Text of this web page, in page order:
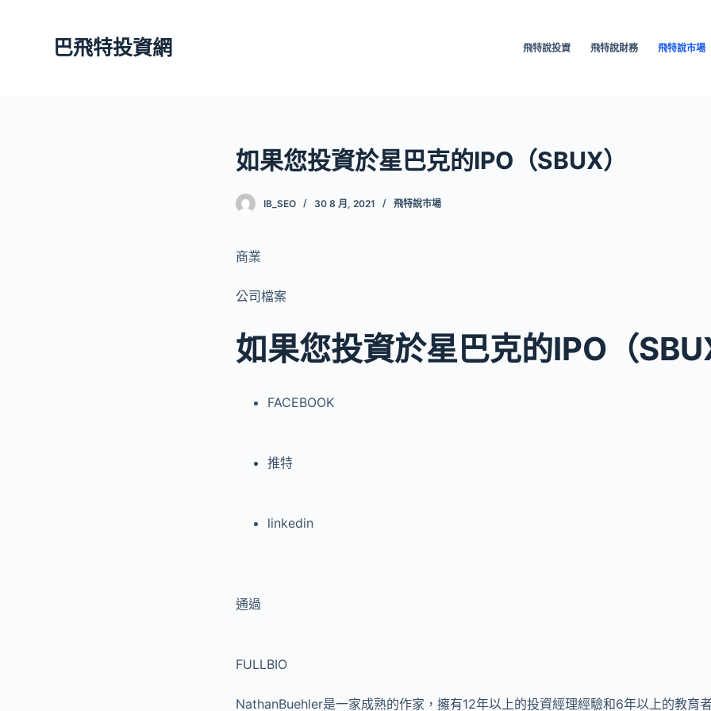
巴飛特投資網 飛特說投資 飛特說財務 飛特說市場
如果您投資於星巴克的IPO（SBUX）
IB_SEO 30 8 月, 2021 飛特說市場
商業
公司檔案
如果您投資於星巴克的IPO（
FACEBOOK
推特
linkedin
通過
FULLBIO
NathanBuehler是一家成熟的作家，擁有12年以上的投資經理經驗和6年以上的教育